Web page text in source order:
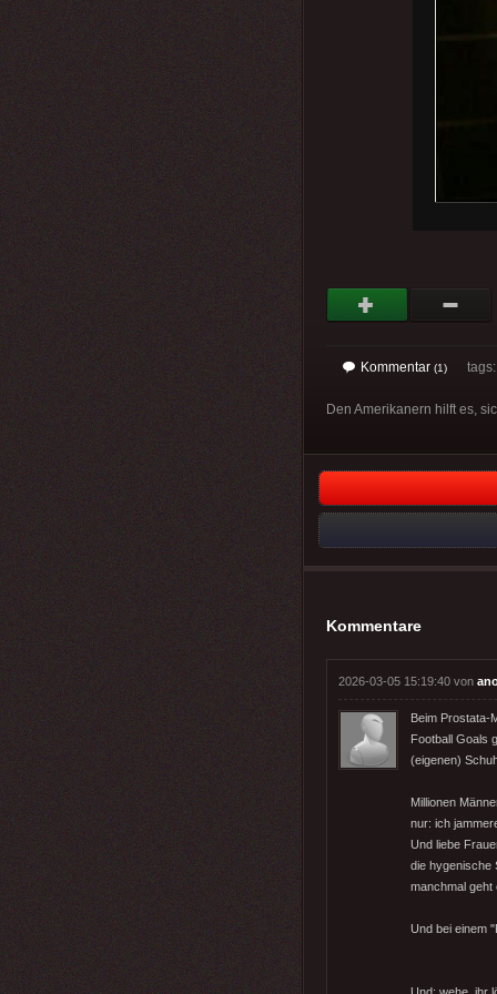
Kommentar (1) tags:
Den Amerikanern hilft es,
Kommentare
2026-03-05 15:19:40 von
Beim Prostata-
Football Goals
(eigenen)
Millionen
nur: ich
Und liebe
die hygenische
manchmal
Und bei einem